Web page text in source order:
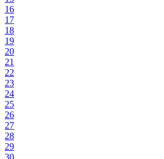
16
17
18
19
20
21
22
23
24
25
26
27
28
29